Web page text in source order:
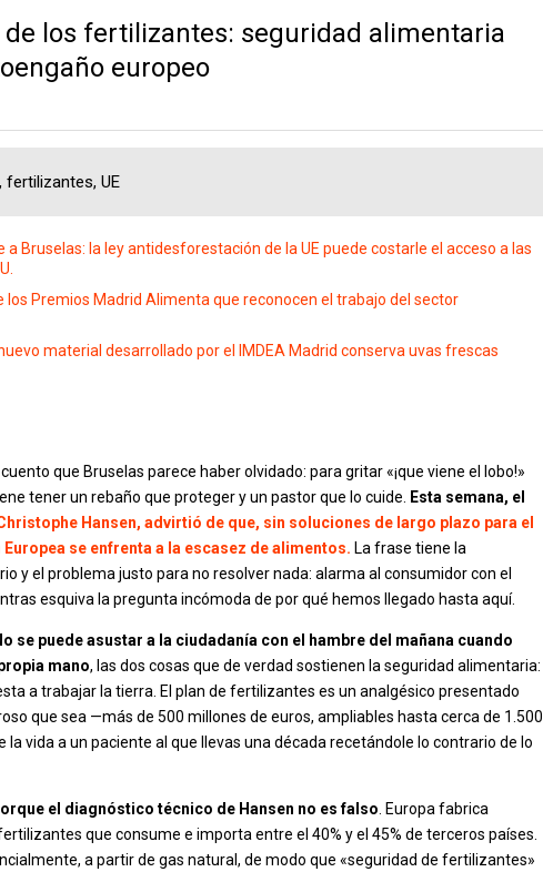
de los fertilizantes: seguridad alimentaria
europeo
fertilizantes, UE
a Bruselas: la ley antidesforestación de la UE puede costarle el acceso a las
los Premios Madrid Alimenta que reconocen el trabajo del sector
material desarrollado por el IMDEA Madrid conserva uvas frescas
que Bruselas parece haber olvidado: para gritar «¡que viene el lobo!»
tener un rebaño que proteger y un pastor que lo cuide.
Esta semana, el
Hansen, advirtió de que, sin soluciones de largo plazo para el
se enfrenta a la escasez de alimentos. La frase tiene la
y el problema justo para no resolver nada: alarma al consumidor con el
esquiva la pregunta incómoda de por qué hemos llegado hasta aquí.
se puede asustar a la ciudadanía con el hambre del mañana cuando
mano, las dos cosas que de verdad sostienen la seguridad alimentaria:
a trabajar la tierra. El plan de fertilizantes es un analgésico presentado
que sea —más de 500 millones de euros, ampliables hasta cerca de 1.500
la vida a un paciente al que llevas una década recetándole lo contrario de lo
el diagnóstico técnico de Hansen no es falso . Europa fabrica
que consume e importa entre el 40% y el 45% de terceros países.
a partir de gas natural, de modo que «seguridad de fertilizantes»